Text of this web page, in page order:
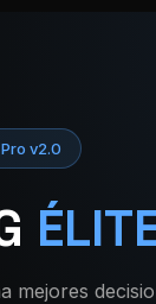
v2.0
mejores